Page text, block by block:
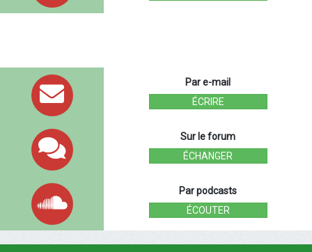
Par e-mail
ÉCRIRE
Sur le forum
ÉCHANGER
Par podcasts
ÉCOUTER